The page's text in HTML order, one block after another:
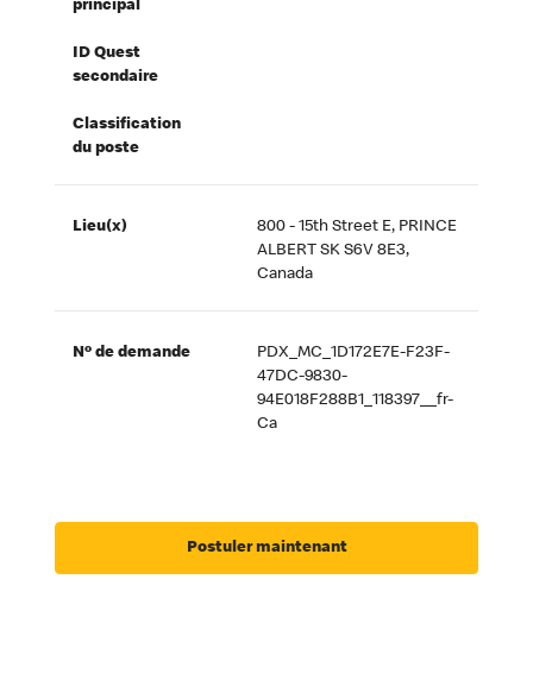
principal
ID Quest
secondaire
Classification
du poste
Lieu(x)
800 - 15th Street E, PRINCE
ALBERT SK S6V 8E3,
Canada
Nº de demande
PDX_MC_1D172E7E-F23F-
47DC-9830-
94E018F288B1_118397__fr-
Ca
Postuler maintenant